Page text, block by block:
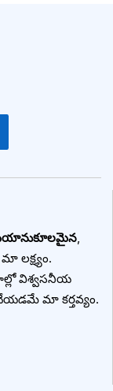
,
లక్ష్యం.
విశ్వసనీయ
మా కర్తవ్యం.